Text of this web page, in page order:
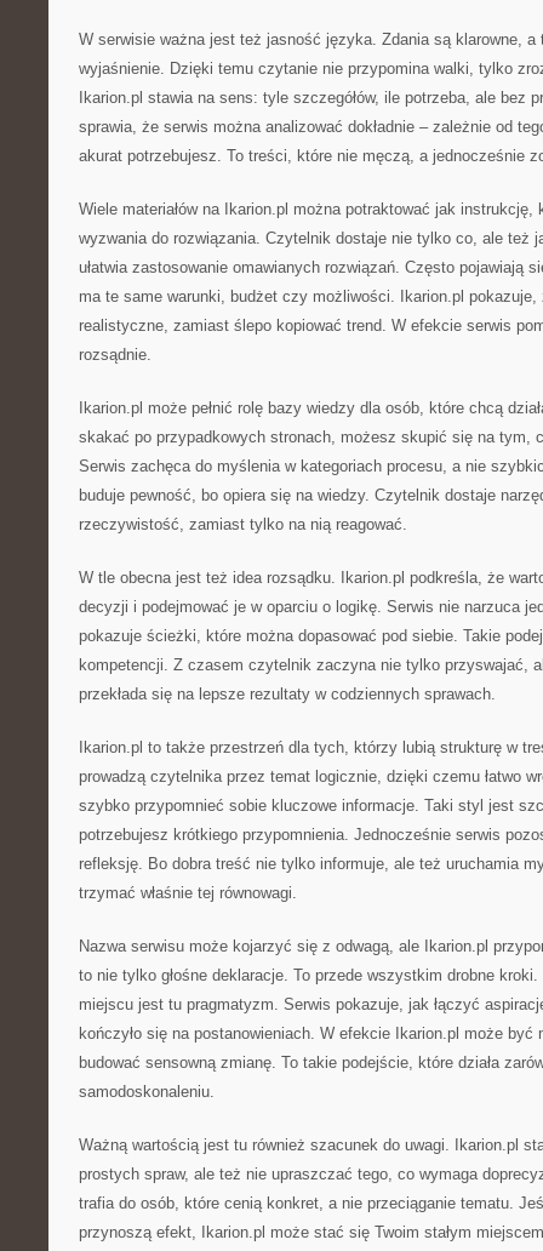
W serwisie ważna jest też jasność języka. Zdania są klarowne, a
wyjaśnienie. Dzięki temu czytanie nie przypomina walki, tylko
Ikarion.pl stawia na sens: tyle szczegółów, ile potrzeba, ale bez
sprawia, że serwis można analizować dokładnie – zależnie od
akurat potrzebujesz. To treści, które nie męczą, a jednocześnie
Wiele materiałów na Ikarion.pl można potraktować jak instrukcję,
wyzwania do rozwiązania. Czytelnik dostaje nie tylko co, ale też
ułatwia zastosowanie omawianych rozwiązań. Często pojawiają
ma te same warunki, budżet czy możliwości. Ikarion.pl
realistyczne, zamiast ślepo kopiować trend. W efekcie serwis
rozsądnie.
Ikarion.pl może pełnić rolę bazy wiedzy dla osób, które chcą
skakać po przypadkowych stronach, możesz skupić się na tym,
Serwis zachęca do myślenia w kategoriach procesu, a nie
buduje pewność, bo opiera się na wiedzy. Czytelnik dostaje
rzeczywistość, zamiast tylko na nią reagować.
W tle obecna jest też idea rozsądku. Ikarion.pl podkreśla, że
decyzji i podejmować je w oparciu o logikę. Serwis nie narzuca
pokazuje ścieżki, które można dopasować pod siebie. Takie
kompetencji. Z czasem czytelnik zaczyna nie tylko przyswajać,
przekłada się na lepsze rezultaty w codziennych sprawach.
Ikarion.pl to także przestrzeń dla tych, którzy lubią strukturę w
prowadzą czytelnika przez temat logicznie, dzięki czemu łatwo
szybko przypomnieć sobie kluczowe informacje. Taki styl jest
potrzebujesz krótkiego przypomnienia. Jednocześnie serwis
refleksję. Bo dobra treść nie tylko informuje, ale też uruchamia
trzymać właśnie tej równowagi.
Nazwa serwisu może kojarzyć się z odwagą, ale Ikarion.pl
to nie tylko głośne deklaracje. To przede wszystkim drobne
miejscu jest tu pragmatyzm. Serwis pokazuje, jak łączyć
kończyło się na postanowieniach. W efekcie Ikarion.pl może być
budować sensowną zmianę. To takie podejście, które działa
samodoskonaleniu.
Ważną wartością jest tu również szacunek do uwagi. Ikarion.pl
prostych spraw, ale też nie upraszczać tego, co wymaga
trafia do osób, które cenią konkret, a nie przeciąganie tematu.
przynoszą efekt, Ikarion.pl może stać się Twoim stałym